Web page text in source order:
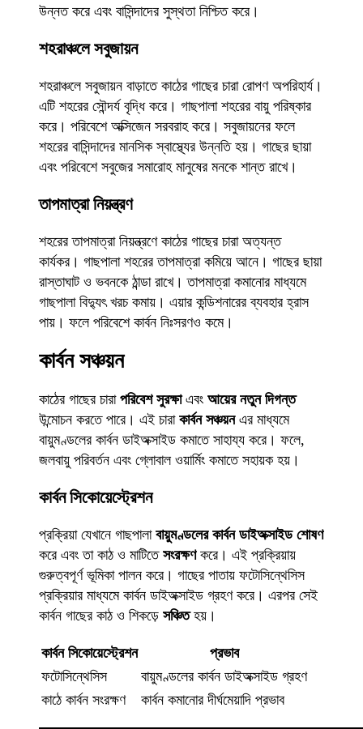
উন্নত করে এবং বাসিন্দাদের সুস্থতা নিশ্চিত করে।
শহরাঞ্চলে সবুজায়ন
শহরাঞ্চলে সবুজায়ন বাড়াতে কাঠের গাছের চারা রোপণ অপরিহার্য।
এটি শহরের সৌন্দর্য বৃদ্ধি করে। গাছপালা শহরের বায়ু পরিষ্কার
করে। পরিবেশে অক্সিজেন সরবরাহ করে। সবুজায়নের ফলে
শহরের বাসিন্দাদের মানসিক স্বাস্থ্যের উন্নতি হয়। গাছের ছায়া
এবং পরিবেশে সবুজের সমারোহ মানুষের মনকে শান্ত রাখে।
তাপমাত্রা নিয়ন্ত্রণ
শহরের তাপমাত্রা নিয়ন্ত্রণে কাঠের গাছের চারা অত্যন্ত
কার্যকর। গাছপালা শহরের তাপমাত্রা কমিয়ে আনে। গাছের ছায়া
রাস্তাঘাট ও ভবনকে ঠান্ডা রাখে। তাপমাত্রা কমানোর মাধ্যমে
গাছপালা বিদ্যুৎ খরচ কমায়। এয়ার কন্ডিশনারের ব্যবহার হ্রাস
পায়। ফলে পরিবেশে কার্বন নিঃসরণও কমে।
কার্বন সঞ্চয়ন
কাঠের গাছের চারা পরিবেশ সুরক্ষাএবং আয়ের নতুন দিগন্ত
উন্মোচন করতে পারে। এই চারা কার্বন সঞ্চয়নএর মাধ্যমে
বায়ুমণ্ডলের কার্বন ডাইঅক্সাইড কমাতে সাহায্য করে। ফলে,
জলবায়ু পরিবর্তন এবং গ্লোবাল ওয়ার্মিং কমাতে সহায়ক হয়।
কার্বন সিকোয়েস্ট্রেশন
প্রক্রিয়া যেখানে গাছপালা বায়ুমণ্ডলের কার্বন ডাইঅক্সাইড শোষণ
করে এবং তা কাঠ ও মাটিতে সংরক্ষণকরে। এই প্রক্রিয়ায়
গুরুত্বপূর্ণ ভূমিকা পালন করে। গাছের পাতায় ফটোসিন্থেসিস
প্রক্রিয়ার মাধ্যমে কার্বন ডাইঅক্সাইড গ্রহণ করে। এরপর সেই
কার্বন গাছের কাঠ ও শিকড়ে সঞ্চিতহয়।
কার্বন সিকোয়েস্ট্রেশন
প্রভাব
ফটোসিন্থেসিস
বায়ুমণ্ডলের কার্বন ডাইঅক্সাইড গ্রহণ
কাঠে কার্বন সংরক্ষণ
কার্বন কমানোর দীর্ঘমেয়াদি প্রভাব